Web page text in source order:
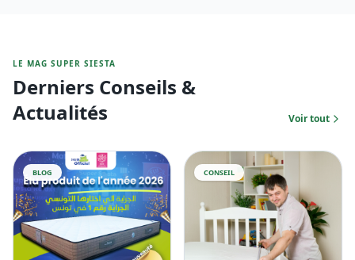
LE MAG SUPER SIESTA
Derniers Conseils &
BLOG CONSEIL